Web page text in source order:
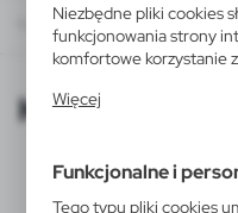
Niezbędne pliki cookies
funkcjonowania strony
komfortowe korzystanie
działania w celu m.in.
korzystasz, może działać
Więcej
Funkcjonalne i
Tego typu pliki cookies
KATALOGI ONLINE
KATALOGI